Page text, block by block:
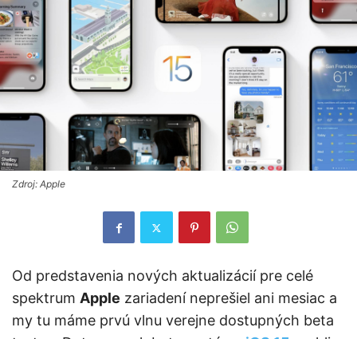
Zdroj: Apple
Od predstavenia nových aktualizácií pre celé
spektrum Apple zariadení neprešiel ani mesiac a
my tu máme prvú vlnu verejne dostupných beta